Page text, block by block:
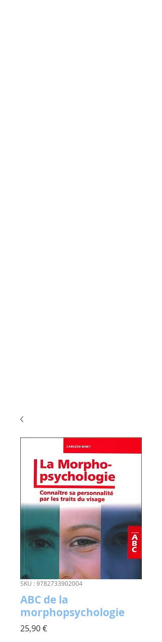
SKU : 9782733902004
ABC de la
morphopsychologie
25,90 €Prix